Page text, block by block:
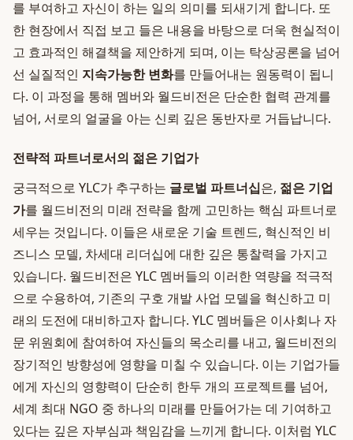
를 부여하고 자신이 하는 일의 의미를 되새기게 합니다. 또
한 현장에서 직접 보고 들은 내용을 바탕으로 더욱 현실적이
고 효과적인 해결책을 제안하게 되며, 이는 탁상공론을 넘어
선 실질적인 지속가능한 변화를 만들어내는 원동력이 됩니
다. 이 과정을 통해 멤버와 월드비전은 단순한 협력 관계를
넘어, 서로의 얼굴을 아는 신뢰 깊은 동반자로 거듭납니다.
전략적 파트너로서의 젊은 기업가
궁극적으로 YLC가 추구하는 글로벌 파트너십은, 젊은 기업
가를 월드비전의 미래 전략을 함께 고민하는 핵심 파트너로
세우는 것입니다. 이들은 새로운 기술 트렌드, 혁신적인 비
즈니스 모델, 차세대 리더십에 대한 깊은 통찰력을 가지고
있습니다. 월드비전은 YLC 멤버들의 이러한 역량을 적극적
으로 수용하여, 기존의 구호 개발 사업 모델을 혁신하고 미
래의 도전에 대비하고자 합니다. YLC 멤버들은 이사회나 자
문 위원회에 참여하여 자신들의 목소리를 내고, 월드비전의
장기적인 방향성에 영향을 미칠 수 있습니다. 이는 기업가들
에게 자신의 영향력이 단순히 한두 개의 프로젝트를 넘어,
세계 최대 NGO 중 하나의 미래를 만들어가는 데 기여하고
있다는 깊은 자부심과 책임감을 느끼게 합니다. 이처럼 YLC